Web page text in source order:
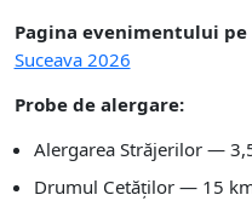
Pagina evenimentului pe
Suceava 2026
Probe de alergare:
Alergarea Străjerilor —
Drumul Cetăților — 15